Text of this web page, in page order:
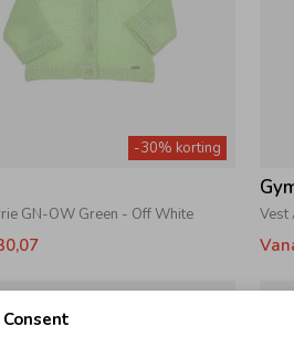
-30% korting
GN-OW Green - Off White Vest
Consent